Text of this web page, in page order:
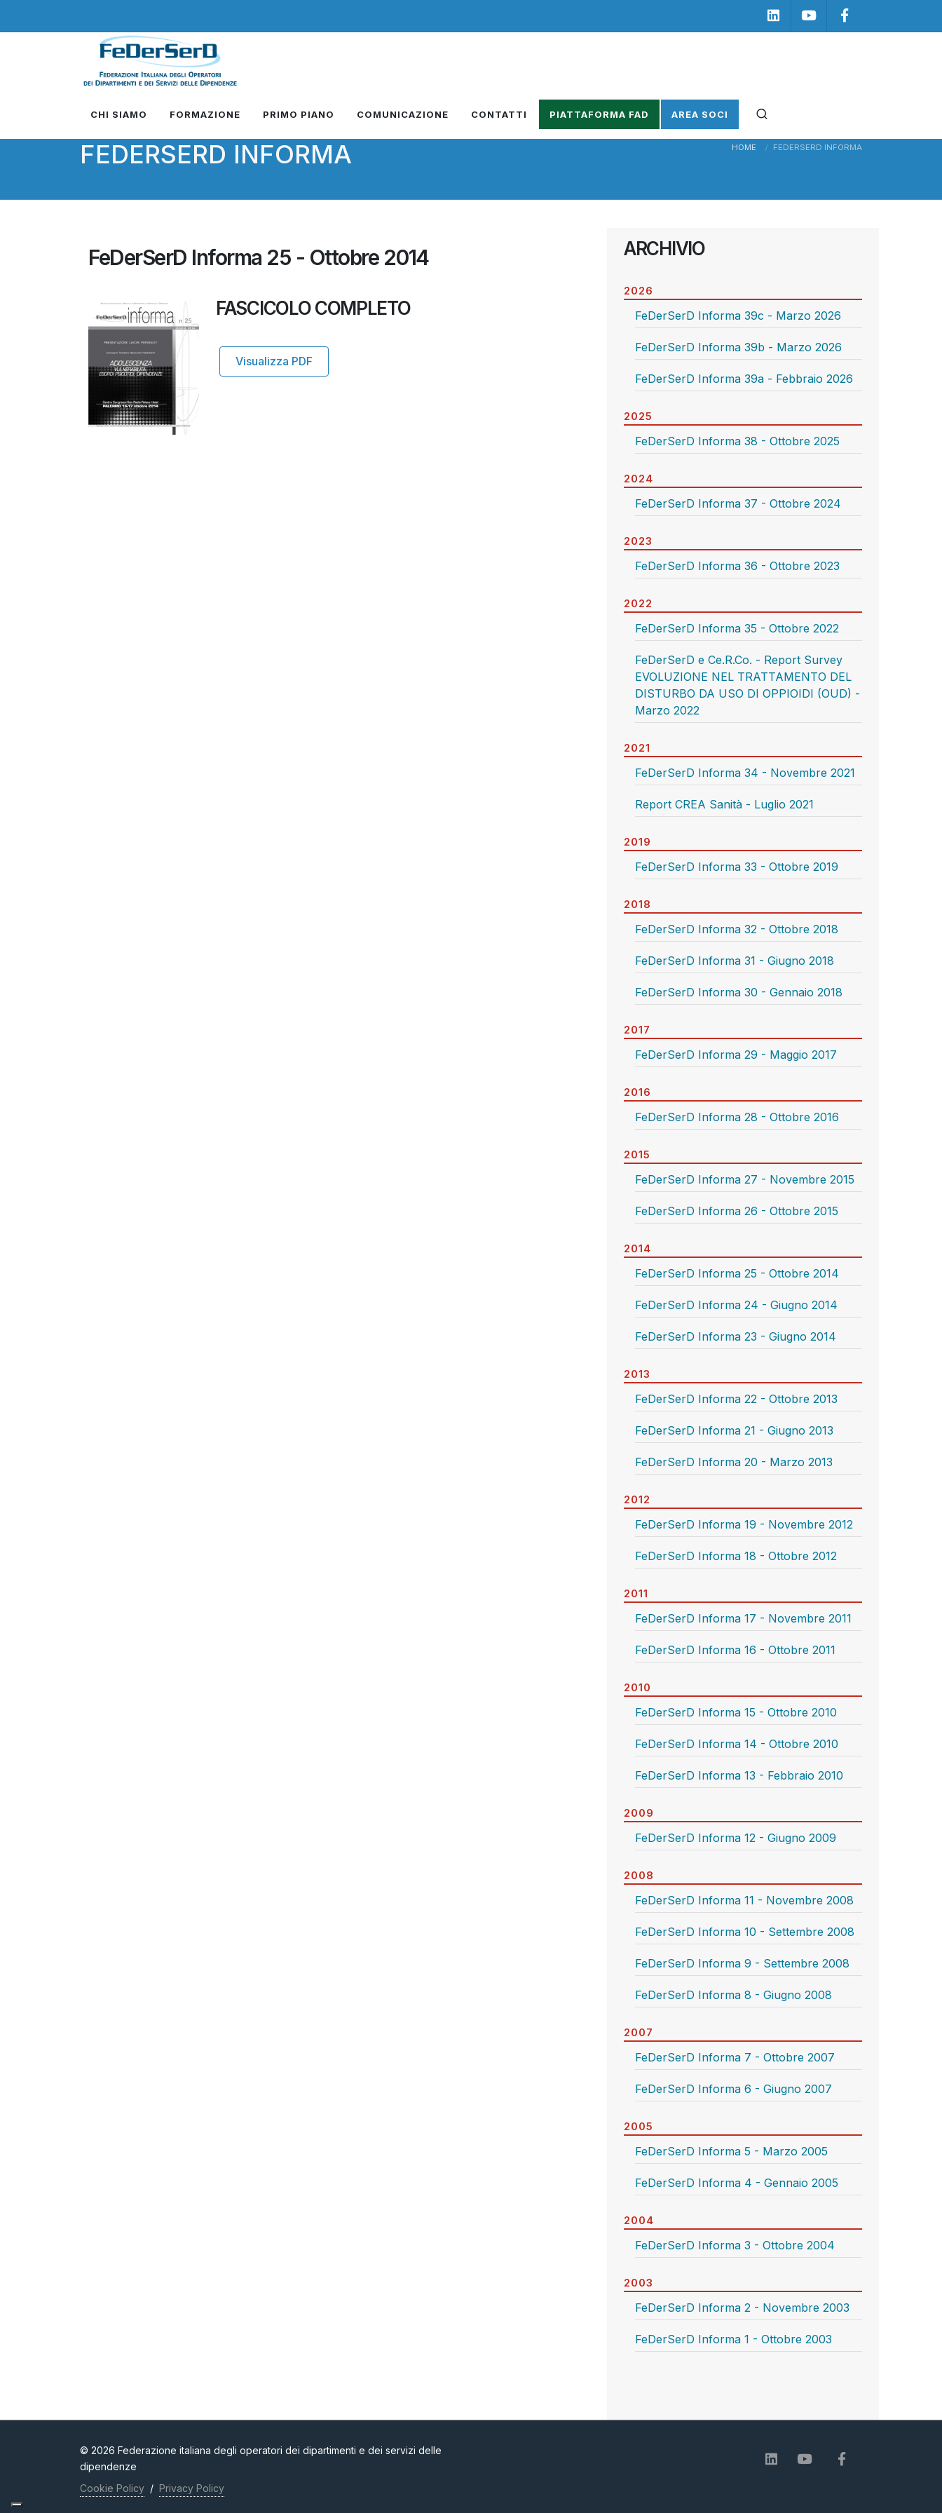
Linkedin Youtube
CHI SIAMO FORMAZIONE PRIMO PIANO COMUNICAZIONE CONTATTI PIATTAFORMA FAD AREA SOCI
FEDERSERD INFORMA HOME FEDERSERD INFORMA
FeDerSerD Informa 25 - Ottobre 2014
FASCICOLO COMPLETO
Visualizza PDF
ARCHIVIO
2026
FeDerSerD Informa 39c - Marzo 2026
FeDerSerD Informa 39b - Marzo 2026
FeDerSerD Informa 39a - Febbraio 2026
2025
FeDerSerD Informa 38 - Ottobre 2025
2024
FeDerSerD Informa 37 - Ottobre 2024
2023
FeDerSerD Informa 36 - Ottobre 2023
2022
FeDerSerD Informa 35 - Ottobre 2022
FeDerSerD e Ce.R.Co. - Report Survey
EVOLUZIONE NEL TRATTAMENTO DEL
DISTURBO DA USO DI OPPIOIDI (OUD) -
Marzo 2022
2021
FeDerSerD Informa 34 - Novembre 2021
Report CREA Sanità - Luglio 2021
2019
FeDerSerD Informa 33 - Ottobre 2019
2018
FeDerSerD Informa 32 - Ottobre 2018
FeDerSerD Informa 31 - Giugno 2018
FeDerSerD Informa 30 - Gennaio 2018
2017
FeDerSerD Informa 29 - Maggio 2017
2016
FeDerSerD Informa 28 - Ottobre 2016
2015
FeDerSerD Informa 27 - Novembre 2015
FeDerSerD Informa 26 - Ottobre 2015
2014
FeDerSerD Informa 25 - Ottobre 2014
FeDerSerD Informa 24 - Giugno 2014
FeDerSerD Informa 23 - Giugno 2014
2013
FeDerSerD Informa 22 - Ottobre 2013
FeDerSerD Informa 21 - Giugno 2013
FeDerSerD Informa 20 - Marzo 2013
2012
FeDerSerD Informa 19 - Novembre 2012
FeDerSerD Informa 18 - Ottobre 2012
2011
FeDerSerD Informa 17 - Novembre 2011
FeDerSerD Informa 16 - Ottobre 2011
2010
FeDerSerD Informa 15 - Ottobre 2010
FeDerSerD Informa 14 - Ottobre 2010
FeDerSerD Informa 13 - Febbraio 2010
2009
FeDerSerD Informa 12 - Giugno 2009
2008
FeDerSerD Informa 11 - Novembre 2008
FeDerSerD Informa 10 - Settembre 2008
FeDerSerD Informa 9 - Settembre 2008
FeDerSerD Informa 8 - Giugno 2008
2007
FeDerSerD Informa 7 - Ottobre 2007
FeDerSerD Informa 6 - Giugno 2007
2005
FeDerSerD Informa 5 - Marzo 2005
FeDerSerD Informa 4 - Gennaio 2005
2004
FeDerSerD Informa 3 - Ottobre 2004
2003
FeDerSerD Informa 2 - Novembre 2003
FeDerSerD Informa 1 - Ottobre 2003
© 2026 Federazione italiana degli operatori dei dipartimenti e dei servizi delle
dipendenze
Cookie Policy / Privacy Policy